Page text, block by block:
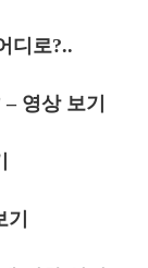
디로?..
영상 보기